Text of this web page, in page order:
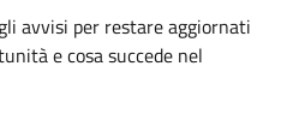
avvisi per restare aggiornati
e cosa succede nel